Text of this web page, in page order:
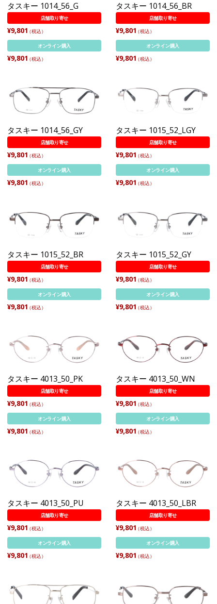
タスキー 1014_56_G
店舗取り寄せ
¥9,801 （税込）
オンライン購入
¥9,801 （税込）
タスキー 1014_56_BR
店舗取り寄せ
¥9,801 （税込）
オンライン購入
¥9,801 （税込）
タスキー 1014_56_GY
店舗取り寄せ
¥9,801 （税込）
オンライン購入
¥9,801 （税込）
タスキー 1015_52_LGY
店舗取り寄せ
¥9,801 （税込）
オンライン購入
¥9,801 （税込）
タスキー 1015_52_BR
店舗取り寄せ
¥9,801 （税込）
オンライン購入
¥9,801 （税込）
タスキー 1015_52_GY
店舗取り寄せ
¥9,801 （税込）
オンライン購入
¥9,801 （税込）
タスキー 4013_50_PK
店舗取り寄せ
¥9,801 （税込）
オンライン購入
¥9,801 （税込）
タスキー 4013_50_WN
店舗取り寄せ
¥9,801 （税込）
オンライン購入
¥9,801 （税込）
タスキー 4013_50_PU
店舗取り寄せ
¥9,801 （税込）
オンライン購入
¥9,801 （税込）
タスキー 4013_50_LBR
店舗取り寄せ
¥9,801 （税込）
オンライン購入
¥9,801 （税込）